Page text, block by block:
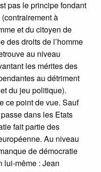
pas le principe fondant
à
et du citoyen de
des droits de l’homme
au niveau
les mérites des
au détriment
du jeu politique).
ce point de vue. Sauf
dans les Etats
fait partie des
Au niveau
de démocratie
lui-même : Jean